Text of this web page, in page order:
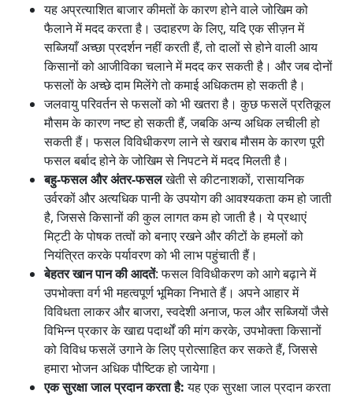
यह अप्रत्याशित बाजार कीमतों के कारण होने वाले जोखिम को
फैलाने में मदद करता है। उदाहरण के लिए, यदि एक सीज़न में
सब्जियाँ अच्छा प्रदर्शन नहीं करती हैं, तो दालों से होने वाली आय
किसानों को आजीविका चलाने में मदद कर सकती है। और जब दोनों
फसलों के अच्छे दाम मिलेंगे तो कमाई अधिकतम हो सकती है।
जलवायु परिवर्तन से फसलों को भी खतरा है। कुछ फसलें प्रतिकूल
मौसम के कारण नष्ट हो सकती हैं, जबकि अन्य अधिक लचीली हो
सकती हैं। फसल विविधीकरण लाने से खराब मौसम के कारण पूरी
फसल बर्बाद होने के जोखिम से निपटने में मदद मिलती है।
बहु-फसल और अंतर-फसलखेती से कीटनाशकों, रासायनिक
उर्वरकों और अत्यधिक पानी के उपयोग की आवश्यकता कम हो जाती
है, जिससे किसानों की कुल लागत कम हो जाती है। ये प्रथाएं
मिट्टी के पोषक तत्वों को बनाए रखने और कीटों के हमलों को
नियंत्रित करके पर्यावरण को भी लाभ पहुंचाती हैं।
बेहतर खान पान की आदतें: फसल विविधीकरण को आगे बढ़ाने में
उपभोक्ता वर्ग भी महत्वपूर्ण भूमिका निभाते हैं। अपने आहार में
विविधता लाकर और बाजरा, स्वदेशी अनाज, फल और सब्जियों जैसे
विभिन्न प्रकार के खाद्य पदार्थों की मांग करके, उपभोक्ता किसानों
को विविध फसलें उगाने के लिए प्रोत्साहित कर सकते हैं, जिससे
हमारा भोजन अधिक पौष्टिक हो जायेगा।
एक सुरक्षा जाल प्रदान करता है:यह एक सुरक्षा जाल प्रदान करता